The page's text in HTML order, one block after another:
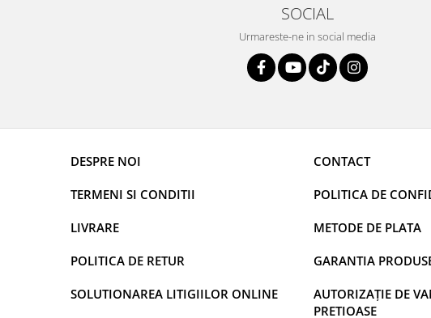
SOCIAL
Urmareste-ne in social media
DESPRE NOI
TERMENI SI CONDITII
LIVRARE
POLITICA DE RETUR
SOLUTIONAREA LITIGIILOR ONLINE
CONTACT
POLITICA DE
METODE DE PLATA
GARANTIA
AUTORIZAȚIE DE
PRETIOASE